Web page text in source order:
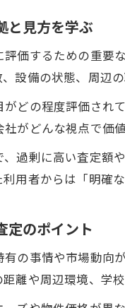
と見方を学ぶ
価するための重要
設備の状態、周辺
どの程度評価され
がどんな視点で価
過剰に高い査定額
用者からは「明確
定のポイント
の事情や市場動向
離や周辺環境、学